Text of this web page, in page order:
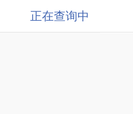
正在查询中